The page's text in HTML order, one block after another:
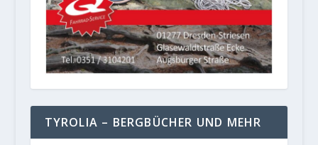
TYROLIA – BERGBÜCHER UND MEHR